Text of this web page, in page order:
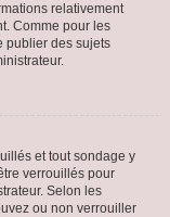
relativement
Comme pour les
publier des sujets
et tout sondage y
verrouillés pour
Selon les
ou non verrouiller